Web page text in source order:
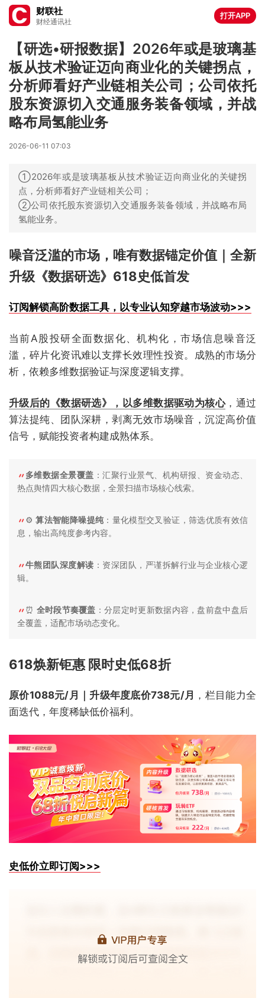
财联社
财经通讯社
打开APP
【研选•研报数据】2026年或是玻璃基
板从技术验证迈向商业化的关键拐点，
分析师看好产业链相关公司；公司依托
股东资源切入交通服务装备领域，并战
略布局氢能业务
2026-06-11 07:03
①2026年或是玻璃基板从技术验证迈向商业化的关键拐
点，分析师看好产业链相关公司；
②公司依托股东资源切入交通服务装备领域，并战略布局
氢能业务。
噪音泛滥的市场，唯有数据锚定价值｜全新
升级《数据研选》618史低首发
订阅解锁高阶数据工具，以专业认知穿越市场波动>>>
当前A股投研全面数据化、机构化，市场信息噪音泛
滥，碎片化资讯难以支撑长效理性投资。成熟的市场分
析，依赖多维数据验证与深度逻辑支撑。
升级后的《数据研选》，以多维数据驱动为核心，通过
算法提纯、团队深耕，剥离无效市场噪音，沉淀高价值
信号，赋能投资者构建成熟体系。
多维数据全景覆盖 ：汇聚行业景气、机构研报、资金动态、
热点舆情四大核心数据，全景扫描市场核心线索。
⚙️算法智能降噪提纯 ：量化模型交叉验证，筛选优质有效信
息，输出高纯度参考内容。
牛熊团队深度解读 ：资深团队，严谨拆解行业与企业核心逻
辑。
⏰ 全时段节奏覆盖 ：分层定时更新数据内容，盘前盘中盘后
全覆盖，适配市场动态变化。
618焕新钜惠 限时史低68折
原价1088元/月｜升级年度底价738元/月 ，栏目能力全
面迭代，年度稀缺低价福利。
史低价立即订阅>>>